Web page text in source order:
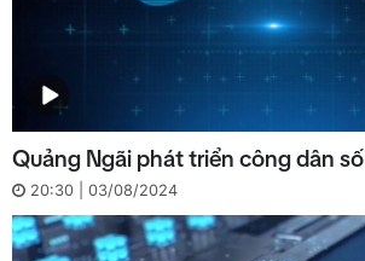
Quảng Ngãi phát triển công dân số
20:30 | 03/08/2024